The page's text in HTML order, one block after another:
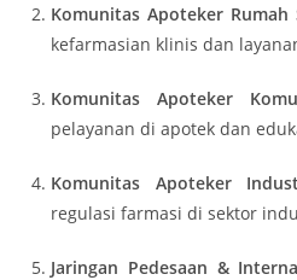
Komunitas Apoteker Rumah
kefarmasian klinis dan
Komunitas Apoteker
pelayanan di apotek dan
Komunitas Apoteker
regulasi farmasi di sektor
Jaringan Pedesaan &